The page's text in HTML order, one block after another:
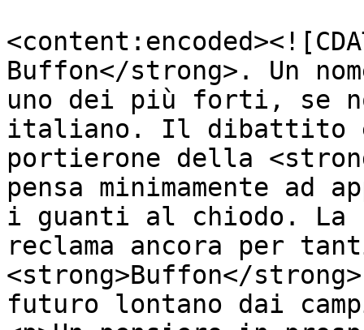
Buffon</strong>. Un
uno dei più forti, se
italiano. Il dibattito
portierone della
pensa minimamente ad
i guanti al chiodo.
reclama ancora per
<strong>Buffon</
futuro lontano dai